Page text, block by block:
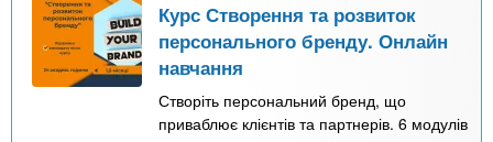
Курс Створення та розвиток
персонального бренду. Онлайн
навчання
Створіть персональний бренд, що
приваблює клієнтів та партнерів. 6 модулів